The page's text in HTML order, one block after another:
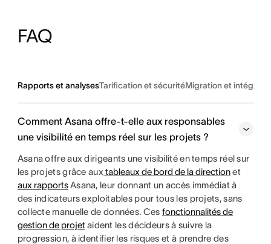
FAQ
Rapports et analysesTarification et sécuritéMigration et
Comment Asana offre-t-elle aux responsables
une visibilité en temps réel sur les projets ?
Asana offre aux dirigeants une visibilité en temps réel sur
les projets grâce aux tableaux de bord de la directionet
aux rapportsAsana, leur donnant un accès immédiat à
des indicateurs exploitables pour tous les projets, sans
collecte manuelle de données. Ces fonctionnalités de
gestion de projet aident les décideurs à suivre la
progression, à identifier les risques et à prendre des